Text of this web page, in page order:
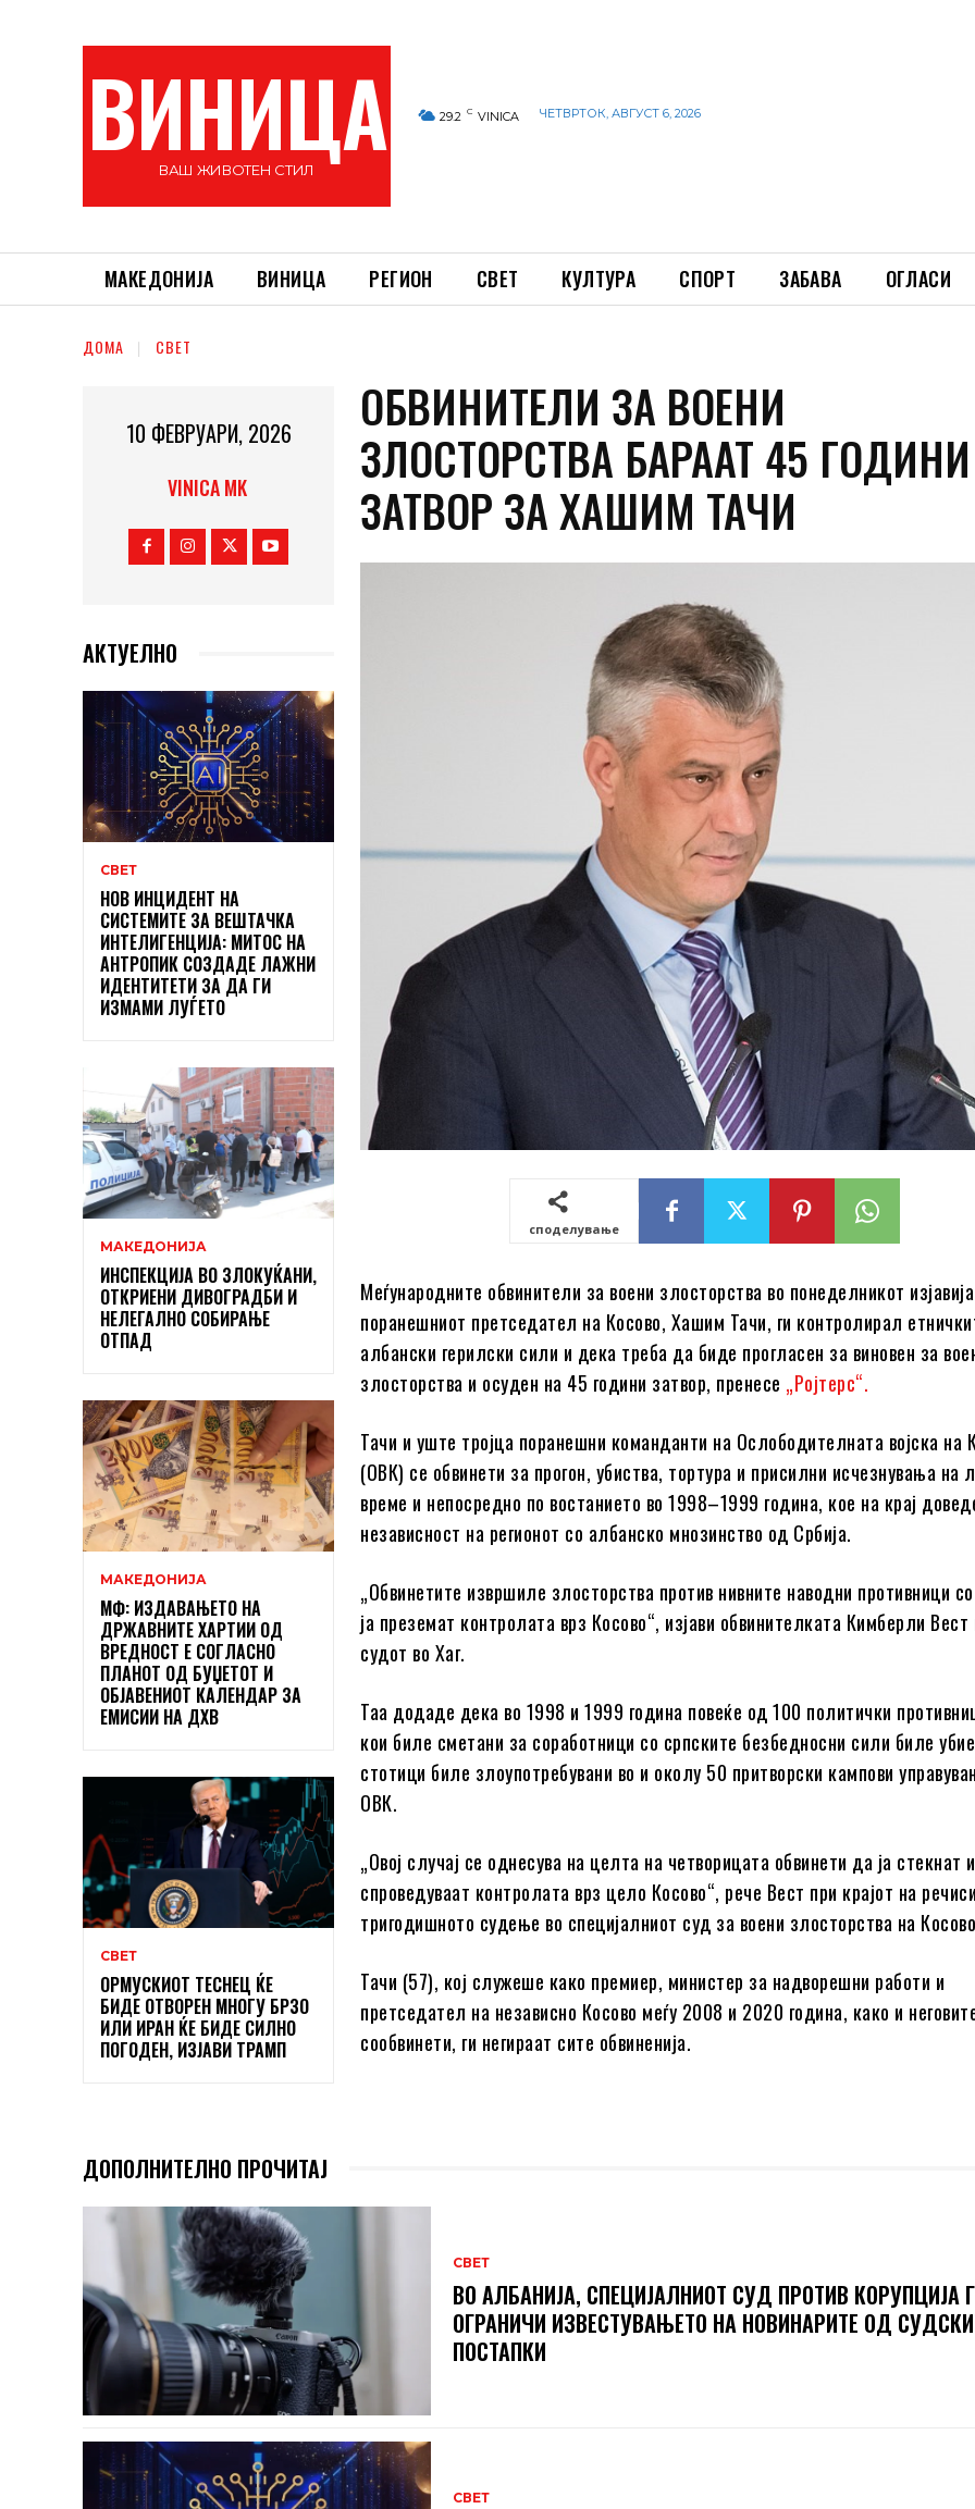
ВИНИЦА
ВАШ ЖИВОТЕН СТИЛ
29.2 C VINICA ЧЕТВРТОК, АВГУСТ 6, 2026
МАКЕДОНИЈА ВИНИЦА РЕГИОН СВЕТ КУЛТУРА СПОРТ ЗАБАВА ОГЛАСИ
ДОМА СВЕТ
10 ФЕВРУАРИ, 2026
VINICA MK
АКТУЕЛНО
СВЕТ
НОВ ИНЦИДЕНТ НА
СИСТЕМИТЕ ЗА ВЕШТАЧКА
ИНТЕЛИГЕНЦИЈА: МИТОС НА
АНТРОПИК СОЗДАДЕ ЛАЖНИ
ИДЕНТИТЕТИ ЗА ДА ГИ
ИЗМАМИ ЛУЃЕТО
МАКЕДОНИЈА
ИНСПЕКЦИЈА ВО ЗЛОКУЌАНИ,
ОТКРИЕНИ ДИВОГРАДБИ И
НЕЛЕГАЛНО СОБИРАЊЕ
ОТПАД
МАКЕДОНИЈА
МФ: ИЗДАВАЊЕТО НА
ДРЖАВНИТЕ ХАРТИИ ОД
ВРЕДНОСТ Е СОГЛАСНО
ПЛАНОТ ОД БУЏЕТОТ И
ОБЈАВЕНИОТ КАЛЕНДАР ЗА
ЕМИСИИ НА ДХВ
СВЕТ
ОРМУСКИОТ ТЕСНЕЦ ЌЕ
БИДЕ ОТВОРЕН МНОГУ БРЗО
ИЛИ ИРАН ЌЕ БИДЕ СИЛНО
ПОГОДЕН, ИЗЈАВИ ТРАМП
ОБВИНИТЕЛИ ЗА ВОЕНИ
ЗЛОСТОРСТВА БАРААТ 45 ГОДИНИ
ЗАТВОР ЗА ХАШИМ ТАЧИ
споделување
Меѓународните обвинители за воени злосторства во понеделникот
поранешниот претседател на Косово, Хашим Тачи, ги контролирал
албански герилски сили и дека треба да биде прогласен за виновен за
злосторства и осуден на 45 години затвор, пренесе „Ројтерс“.
Тачи и уште тројца поранешни команданти на Ослободителната војска на
(ОВК) се обвинети за прогон, убиства, тортура и присилни исчезнувања на
време и непосредно по востанието во 1998–1999 година, кое на крај
независност на регионот со албанско мнозинство од Србија.
„Обвинетите извршиле злосторства против нивните наводни противници
ја преземат контролата врз Косово“, изјави обвинителката Кимберли
судот во Хаг.
Таа додаде дека во 1998 и 1999 година повеќе од 100 политички
кои биле сметани за соработници со српските безбедносни сили биле
стотици биле злоупотребувани во и околу 50 притворски кампови
ОВК.
„Овој случај се однесува на целта на четворицата обвинети да ја стекнат и
спроведуваат контролата врз цело Косово“, рече Вест при крајот на речиси
тригодишното судење во специјалниот суд за воени злосторства на
Тачи (57), кој служеше како премиер, министер за надворешни работи и
претседател на независно Косово меѓу 2008 и 2020 година, како и
сообвинети, ги негираат сите обвиненија.
ДОПОЛНИТЕЛНО ПРОЧИТАЈ
СВЕТ
ВО АЛБАНИЈА, СПЕЦИЈАЛНИОТ СУД ПРОТИВ КОРУПЦИЈА
ОГРАНИЧИ ИЗВЕСТУВАЊЕТО НА НОВИНАРИТЕ ОД
ПОСТАПКИ
СВЕТ